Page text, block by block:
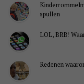
spullen
LOL, BRB!
Redenen